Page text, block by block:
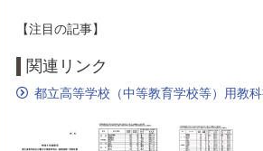
【注目の記事】
関連リンク
都立高等学校（中等教育学校等）用教